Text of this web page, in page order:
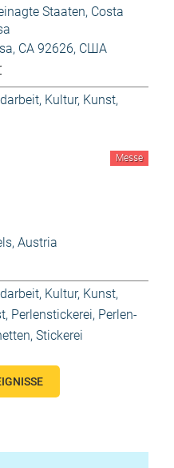
Staaten, Costa
CA 92626, США
, Kultur, Kunst,
Messe
Austria
, Kultur, Kunst,
, Perlenstickerei, Perlen-
, Stickerei